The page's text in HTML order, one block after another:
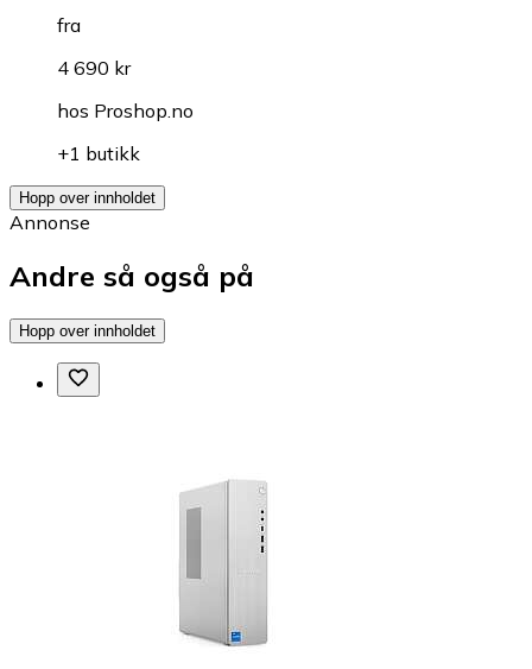
fra
4 690 kr
hos Proshop.no
+1 butikk
Hopp over innholdet
Annonse
Andre så også på
Hopp over innholdet